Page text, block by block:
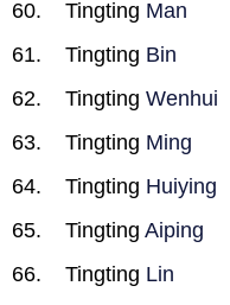
Tingting Man
Tingting Bin
Tingting Wenhui
Tingting Ming
Tingting Huiying
Tingting Aiping
Tingting Lin